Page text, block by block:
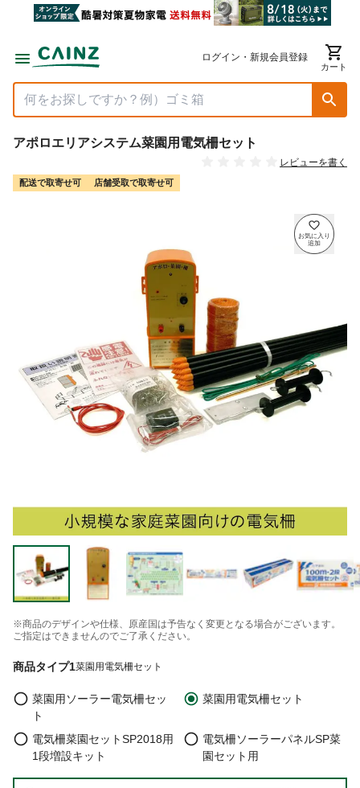
ログイン・新規会員登録
カート
アポロエリアシステム菜園用電気柵セット
レビューを書く
配送で取寄せ可 店舗受取で取寄せ可
※商品のデザインや仕様、原産国は予告なく変更となる場合がございます。
ご指定はできませんのでご了承ください。
商品タイプ1菜園用電気柵セット
菜園用ソーラー電気柵セッ
ト
菜園用電気柵セット
電気柵菜園セットSP2018用
1段増設キット
電気柵ソーラーパネルSP菜
園セット用